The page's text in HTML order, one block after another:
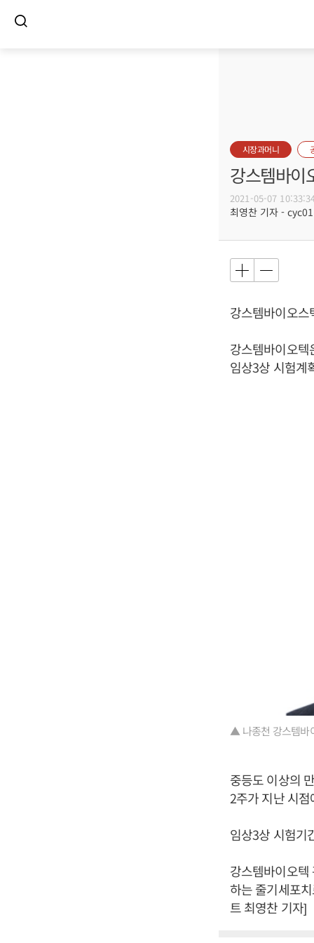
시장과머니
강스템바이
2021-05-07
최영찬 기자 -
강스템바이오
강스템바이오
임상3상 시험계
▲ 나종천 강스템바
중등도 이상의
2주가 지난 시
임상3상 시험기
강스템바이오텍
하는 줄기세포
트 최영찬 기자]